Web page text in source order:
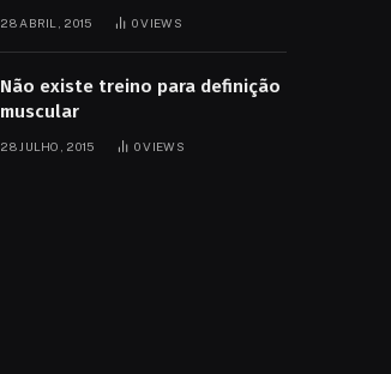
não é mole não
28 ABRIL, 2015 0VIEWS
Não existe treino para definição
muscular
28 JULHO, 2015 0VIEWS